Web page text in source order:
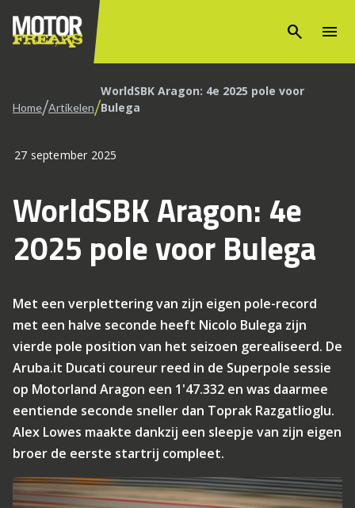
search menu
Home/Artikelen/WorldSBK Aragon: 4e 2025 pole voor
Bulega
27 september 2025
WorldSBK Aragon: 4e
2025 pole voor Bulega
Met een verplettering van zijn eigen pole-record
met een halve seconde heeft Nicolo Bulega zijn
vierde pole position van het seizoen gerealiseerd. De
Aruba.it Ducati coureur reed in de Superpole sessie
op Motorland Aragon een 1'47.332 en was daarmee
eentiende seconde sneller dan Toprak Razgatlioglu.
Alex Lowes maakte dankzij een sleepje van zijn eigen
broer de eerste startrij compleet.